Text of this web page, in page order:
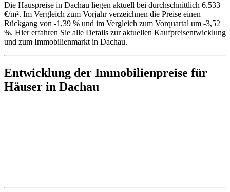
Die Hauspreise in Dachau liegen aktuell bei durchschnittlich 6.533
€/m². Im Vergleich zum Vorjahr verzeichnen die Preise einen
Rückgang von -1,39 % und im Vergleich zum Vorquartal um -3,52
%. Hier erfahren Sie alle Details zur aktuellen Kaufpreisentwicklung
und zum Immobilienmarkt in Dachau.
Entwicklung der Immobilienpreise für
Häuser in Dachau